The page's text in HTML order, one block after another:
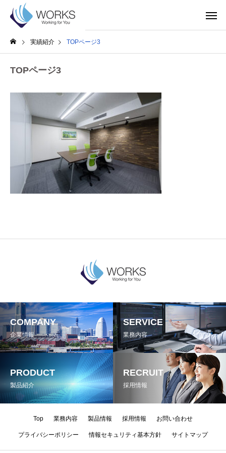
実績紹介 TOPページ3
TOPページ3
COMPANY
企業情報
SERVICE
業務内容
PRODUCT
製品紹介
RECRUIT
採用情報
Top 業務内容 製品情報 採用情報 お問い合わせ
プライバシーポリシー 情報セキュリティ基本方針 サイトマップ